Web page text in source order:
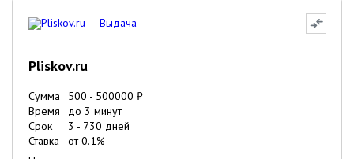
Pliskov.ru
Сумма 500 - 500000 ₽
Время
до 3 минут
Срок
3 - 730 дней
Ставка
от0.1%